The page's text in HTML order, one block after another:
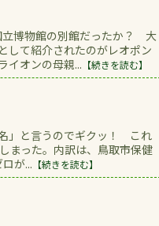
立博物館の別館だったか？ 大
して紹介されたのがレオポン
イオンの母親... 【続きを読む】
」と言うのでギクッ！ これ
まった。内訳は、鳥取市保健
が... 【続きを読む】